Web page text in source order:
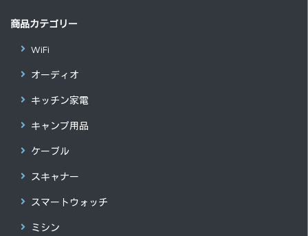
商品カテゴリー
WiFi
オーディオ
キッチン家電
キャンプ用品
ケーブル
スキャナー
スマートウォッチ
ミシン